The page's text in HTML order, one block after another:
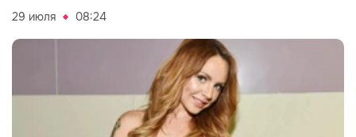
29 июля 08:24